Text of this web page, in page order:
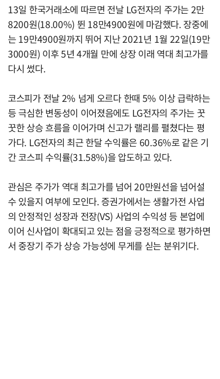
13일 한국거래소에 따르면 전날 LG전자의 주가는 2만
8200원(18.00%) 뛴 18만4900원에 마감했다. 장중에
는 19만4900원까지 뛰어 지난 2021년 1월 22일(19만
3000원) 이후 5년 4개월 만에 상장 이래 역대 최고가를
다시 썼다.
코스피가 전날 2% 넘게 오르다 한때 5% 이상 급락하는
등 극심한 변동성이 이어졌음에도 LG전자의 주가는 꿋
꿋한 상승 흐름을 이어가며 신고가 랠리를 펼쳤다는 평
가다. LG전자의 최근 한달 수익률은 60.36%로 같은 기
간 코스피 수익률(31.58%)을 압도하고 있다.
관심은 주가가 역대 최고가를 넘어 20만원선을 넘어설
수 있을지 여부에 모인다. 증권가에서는 생활가전 사업
의 안정적인 성장과 전장(VS) 사업의 수익성 등 본업에
이어 신사업이 확대되고 있는 점을 긍정적으로 평가하면
서 중장기 주가 상승 가능성에 무게를 싣는 분위기다.